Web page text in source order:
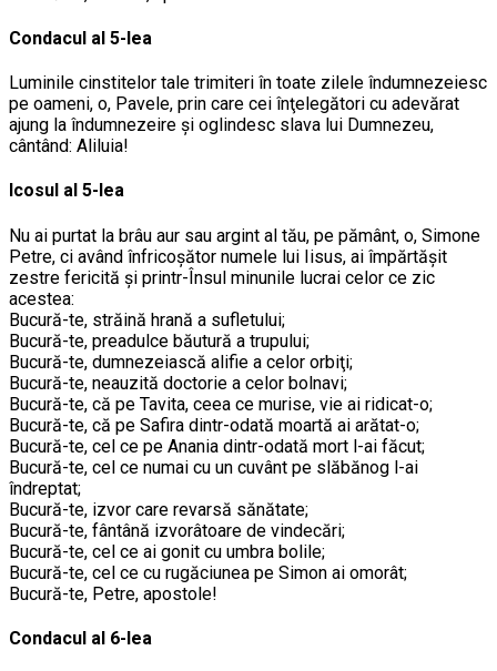
Condacul al 5-lea
Luminile cinstitelor tale trimiteri în toate zilele îndumnezeiesc
pe oameni, o, Pavele, prin care cei înţelegători cu adevărat
ajung la îndumnezeire şi oglindesc slava lui Dumnezeu,
cântând: Aliluia!
Icosul al 5-lea
Nu ai purtat la brâu aur sau argint al tău, pe pământ, o, Simone
Petre, ci având înfricoşător numele lui Iisus, ai împărtăşit
zestre fericită şi printr-Însul minunile lucrai celor ce zic
acestea:
Bucură-te, străină hrană a sufletului;
Bucură-te, preadulce băutură a trupului;
Bucură-te, dumnezeiască alifie a celor orbiţi;
Bucură-te, neauzită doctorie a celor bolnavi;
Bucură-te, că pe Tavita, ceea ce murise, vie ai ridicat-o;
Bucură-te, că pe Safira dintr-odată moartă ai arătat-o;
Bucură-te, cel ce pe Anania dintr-odată mort l-ai făcut;
Bucură-te, cel ce numai cu un cuvânt pe slăbănog l-ai
îndreptat;
Bucură-te, izvor care revarsă sănătate;
Bucură-te, fântână izvorâtoare de vindecări;
Bucură-te, cel ce ai gonit cu umbra bolile;
Bucură-te, cel ce cu rugăciunea pe Simon ai omorât;
Bucură-te, Petre, apostole!
Condacul al 6-lea